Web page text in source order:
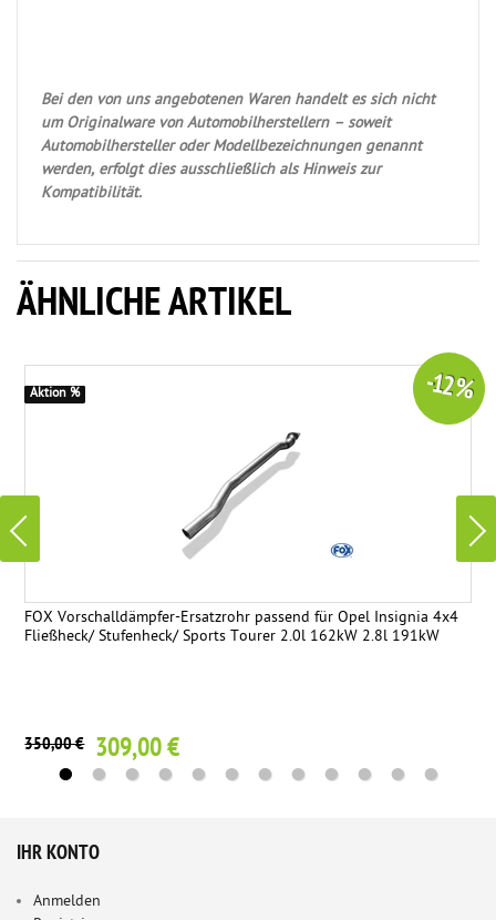
Bei den von uns angebotenen Waren handelt es sich nicht
um Originalware von Automobilherstellern – soweit
Automobilhersteller oder Modellbezeichnungen genannt
werden, erfolgt dies ausschließlich als Hinweis zur
Kompatibilität.
ÄHNLICHE ARTIKEL
FOX Vorschalldämpfer-Ersatzrohr passend für Opel Insignia 4x4
Fließheck/ Stufenheck/ Sports Tourer 2.0l 162kW 2.8l 191kW
350,00 € 309,00 €
-12 %
Aktion %
IHR KONTO
Anmelden